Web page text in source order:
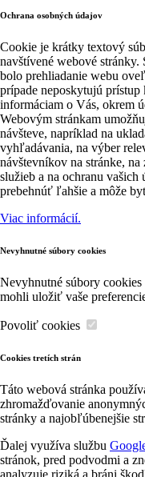
Ochrana osobných údajov
Cookie je krátky textový
navštívené webové
bolo prehliadanie webu
prípade neposkytujú
informáciam o Vás, okrem
Webovým stránkam
návšteve, napríklad na
vyhľadávania, na výber
návštevníkov na stránke,
služieb a na ochranu vašich
prebehnúť ľahšie a môže
Viac informácií.
Nevyhnutné súbory cookies
Nevyhnutné súbory
mohli uložiť vaše
Povoliť cookies
Cookies tretích strán
Táto webová stránka
zhromažďovanie
stránky a najobľúbenejšie
Ďalej využíva službu
stránok, pred podvodmi a
analyzuje riziká a bráni